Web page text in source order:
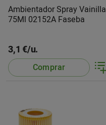
Ambientador Spray Vainilla
75Ml 02152A Faseba
3,1 €/u.
Comprar